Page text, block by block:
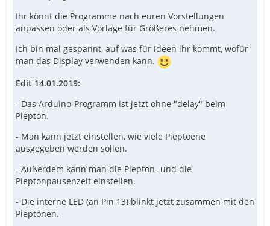
Ihr könnt die Programme nach euren Vorstellungen
anpassen oder als Vorlage für Größeres nehmen.
Ich bin mal gespannt, auf was für Ideen ihr kommt, wofür
man das Display verwenden kann.
Edit 14.01.2019:
- Das Arduino-Programm ist jetzt ohne "delay" beim
Piepton.
- Man kann jetzt einstellen, wie viele Pieptoene
ausgegeben werden sollen.
- Außerdem kann man die Piepton- und die
Pieptonpausenzeit einstellen.
- Die interne LED (an Pin 13) blinkt jetzt zusammen mit den
Pieptönen.